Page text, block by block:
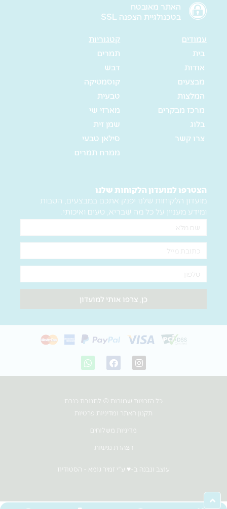
האתר מאובטח
בטכנולגיית הצפנה SSL
עמודים
בית
אודות
מבצעים
המלצות
מרכז מבקרים
בלוג
צרו קשר
קטגוריות
תמרים
דבש
קוסמטיקה
טבעית
מארזי שי
שמן זית
סילאן טבעי
ממרח תמרים
הצטרפו למועדון הלקוחות שלנו
מועדון הלקוחות שלנו יפנק אתכם במבצעים, הטבות
ומידע מעניין על כל מה שבריא, טעים ואיכותי.
שם
מלא
אימייל
טלפון
כן, צרפו אותי למועדון
I
n
s
g
m
F
a
c
o
o
W
h
a
a
p
כל הזכויות שמורות © לתנובת כנרת
תקנון האתר ומדיניות פרטיות
מדיניות משלוחים
הצהרת נגישות
עוצב ונבנה ב-♥︎ ע"י זמיר גומא - הסטודיוז